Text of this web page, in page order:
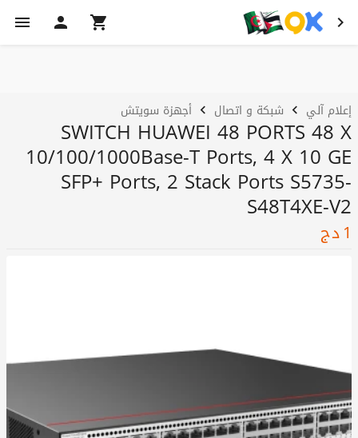
إعلام آلي شبكة و اتصال أجهزة سويتش
SWITCH HUAWEI 48 PORTS 48 X
10/100/1000Base-T Ports, 4 X 10 GE
SFP+ Ports, 2 Stack Ports S5735-
S48T4XE-V2
1دج